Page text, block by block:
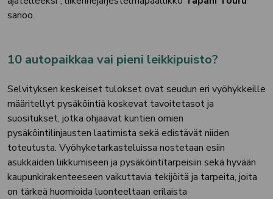
sanoo.
10 autopaikkaa vai pieni leikkipuisto?
Selvityksen keskeiset tulokset ovat seudun eri vyöhykkeille
määritellyt pysäköintiä koskevat tavoitetasot ja
suositukset, jotka ohjaavat kuntien omien
pysäköintilinjausten laatimista sekä edistävät niiden
toteutusta. Vyöhyketarkasteluissa nostetaan esiin
asukkaiden liikkumiseen ja pysäköintitarpeisiin sekä hyvään
kaupunkirakenteeseen vaikuttavia tekijöitä ja tarpeita, joita
on tärkeä huomioida luonteeltaan erilaista